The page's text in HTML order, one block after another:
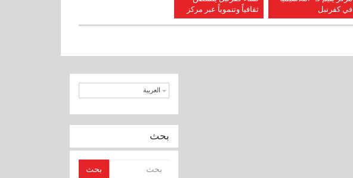
في كفرنبل
ثقافياً وتنموياً عبر مركز
“مزايا”
العربية
بحث
بحث